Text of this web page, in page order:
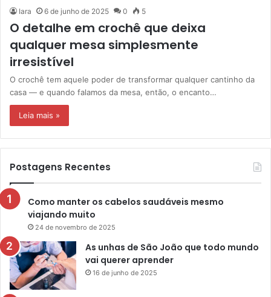
Iara 6 de junho de 2025 0 5
O detalhe em crochê que deixa
qualquer mesa simplesmente
irresistível
O crochê tem aquele poder de transformar qualquer cantinho da
casa — e quando falamos da mesa, então, o encanto…
Leia mais »
Postagens Recentes
Como manter os cabelos saudáveis mesmo
viajando muito
24 de novembro de 2025
As unhas de São João que todo mundo
vai querer aprender
16 de junho de 2025